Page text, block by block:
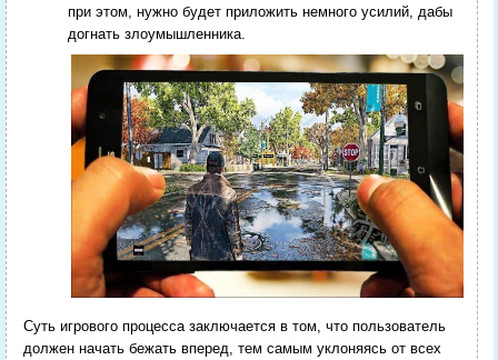
при этом, нужно будет приложить немного усилий, дабы
догнать злоумышленника.
Суть игрового процесса заключается в том, что пользователь
должен начать бежать вперед, тем самым уклоняясь от всех